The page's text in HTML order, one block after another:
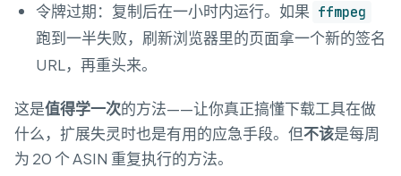
令牌过期：复制后在一小时内运行。如果 ffmpeg
跑到一半失败，刷新浏览器里的页面拿一个新的签名
URL，再重头来。
这是值得学一次的方法——让你真正搞懂下载工具在做
什么，扩展失灵时也是有用的应急手段。但不该是每周
为 20 个 ASIN 重复执行的方法。